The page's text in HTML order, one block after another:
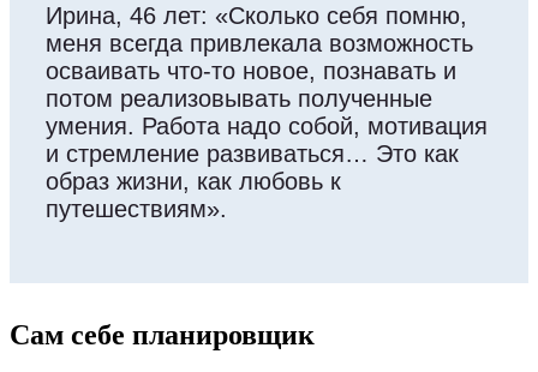
Ирина, 46 лет: «Сколько себя помню,
меня всегда привлекала возможность
осваивать что-то новое, познавать и
потом реализовывать полученные
умения. Работа надо собой, мотивация
и стремление развиваться… Это как
образ жизни, как любовь к
путешествиям».
Сам себе планировщик